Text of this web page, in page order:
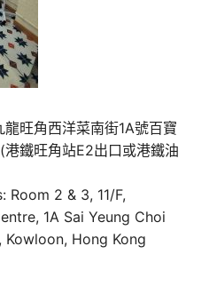
旺角西洋菜南街1A號百寶
鐵旺角站E2出口或港鐵油
Room 2 & 3, 11/F,
1A Sai Yeung Choi
Hong Kong